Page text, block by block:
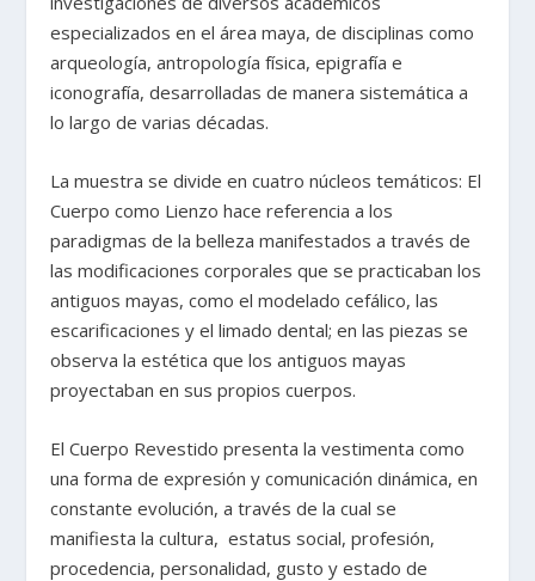
especializados en el área maya, de disciplinas como
arqueología, antropología física, epigrafía e
iconografía, desarrolladas de manera sistemática a
lo largo de varias décadas.
La muestra se divide en cuatro núcleos temáticos: El
Cuerpo como Lienzo hace referencia a los
paradigmas de la belleza manifestados a través de
las modificaciones corporales que se practicaban los
antiguos mayas, como el modelado cefálico, las
escarificaciones y el limado dental; en las piezas se
observa la estética que los antiguos mayas
proyectaban en sus propios cuerpos.
El Cuerpo Revestido presenta la vestimenta como
una forma de expresión y comunicación dinámica, en
constante evolución, a través de la cual se
manifiesta la cultura, estatus social, profesión,
procedencia, personalidad, gusto y estado de